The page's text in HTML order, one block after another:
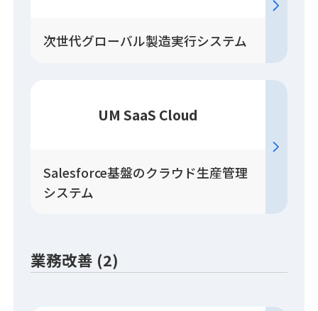
次世代グローバル製造実行システム
UM SaaS Cloud
Salesforce基盤のクラウド生産管理
システム
業務改善 (2)